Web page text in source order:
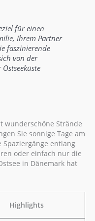
für einen
Ihrem Partner
faszinierende
von der
wunderschöne Strände
Sie sonnige Tage am
entlang
oder einfach nur die
in Dänemark hat
Highlights